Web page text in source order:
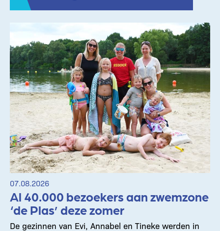
07.08.2026
Al 40.000 bezoekers aan zwemzone
‘de Plas’ deze zomer
De gezinnen van Evi, Annabel en Tineke werden in